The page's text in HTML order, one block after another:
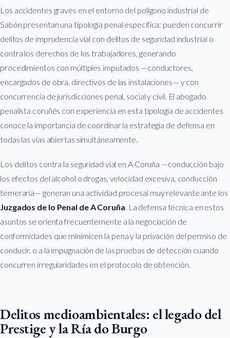
Los accidentes graves en el entorno del polígono industrial de
Sabón presentan una tipología penal específica: pueden concurrir
delitos de imprudencia vial con delitos de seguridad industrial o
contra los derechos de los trabajadores, generando
procedimientos con múltiples imputados —conductores,
encargados de obra, directivos de las instalaciones— y con
concurrencia de jurisdicciones penal, social y civil. El abogado
penalista coruñés con experiencia en esta tipología de accidentes
conoce la importancia de coordinar la estrategia de defensa en
todas las vías abiertas simultáneamente.
Los delitos contra la seguridad vial en A Coruña —conducción bajo
los efectos del alcohol o drogas, velocidad excesiva, conducción
temeraria— generan una actividad procesal muy relevante ante los
Juzgados de lo Penal de A Coruña . La defensa técnica en estos
asuntos se orienta frecuentemente a la negociación de
conformidades que minimicen la pena y la privación del permiso de
conducir, o a la impugnación de las pruebas de detección cuando
concurren irregularidades en el protocolo de obtención.
Delitos medioambientales: el legado del
Prestige y la Ría do Burgo